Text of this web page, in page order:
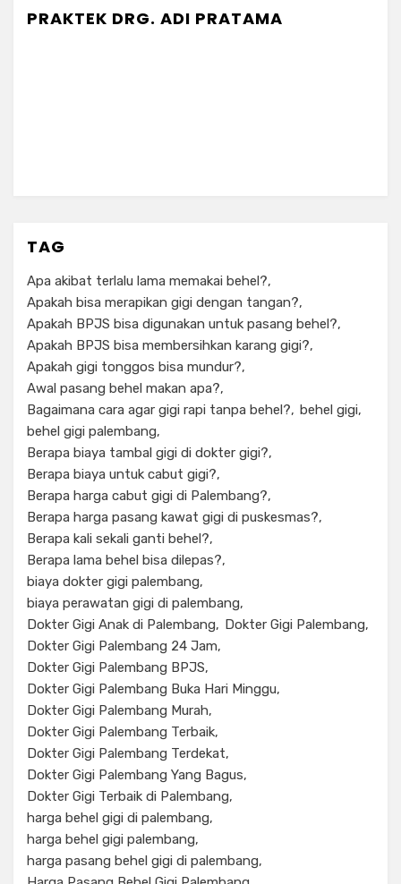
PRAKTEK DRG. ADI PRATAMA
TAG
Apa akibat terlalu lama memakai behel?
Apakah bisa merapikan gigi dengan tangan?
Apakah BPJS bisa digunakan untuk pasang behel?
Apakah BPJS bisa membersihkan karang gigi?
Apakah gigi tonggos bisa mundur?
Awal pasang behel makan apa?
Bagaimana cara agar gigi rapi tanpa behel?
behel gigi
behel gigi palembang
Berapa biaya tambal gigi di dokter gigi?
Berapa biaya untuk cabut gigi?
Berapa harga cabut gigi di Palembang?
Berapa harga pasang kawat gigi di puskesmas?
Berapa kali sekali ganti behel?
Berapa lama behel bisa dilepas?
biaya dokter gigi palembang
biaya perawatan gigi di palembang
Dokter Gigi Anak di Palembang
Dokter Gigi Palembang
Dokter Gigi Palembang 24 Jam
Dokter Gigi Palembang BPJS
Dokter Gigi Palembang Buka Hari Minggu
Dokter Gigi Palembang Murah
Dokter Gigi Palembang Terbaik
Dokter Gigi Palembang Terdekat
Dokter Gigi Palembang Yang Bagus
Dokter Gigi Terbaik di Palembang
harga behel gigi di palembang
harga behel gigi palembang
harga pasang behel gigi di palembang